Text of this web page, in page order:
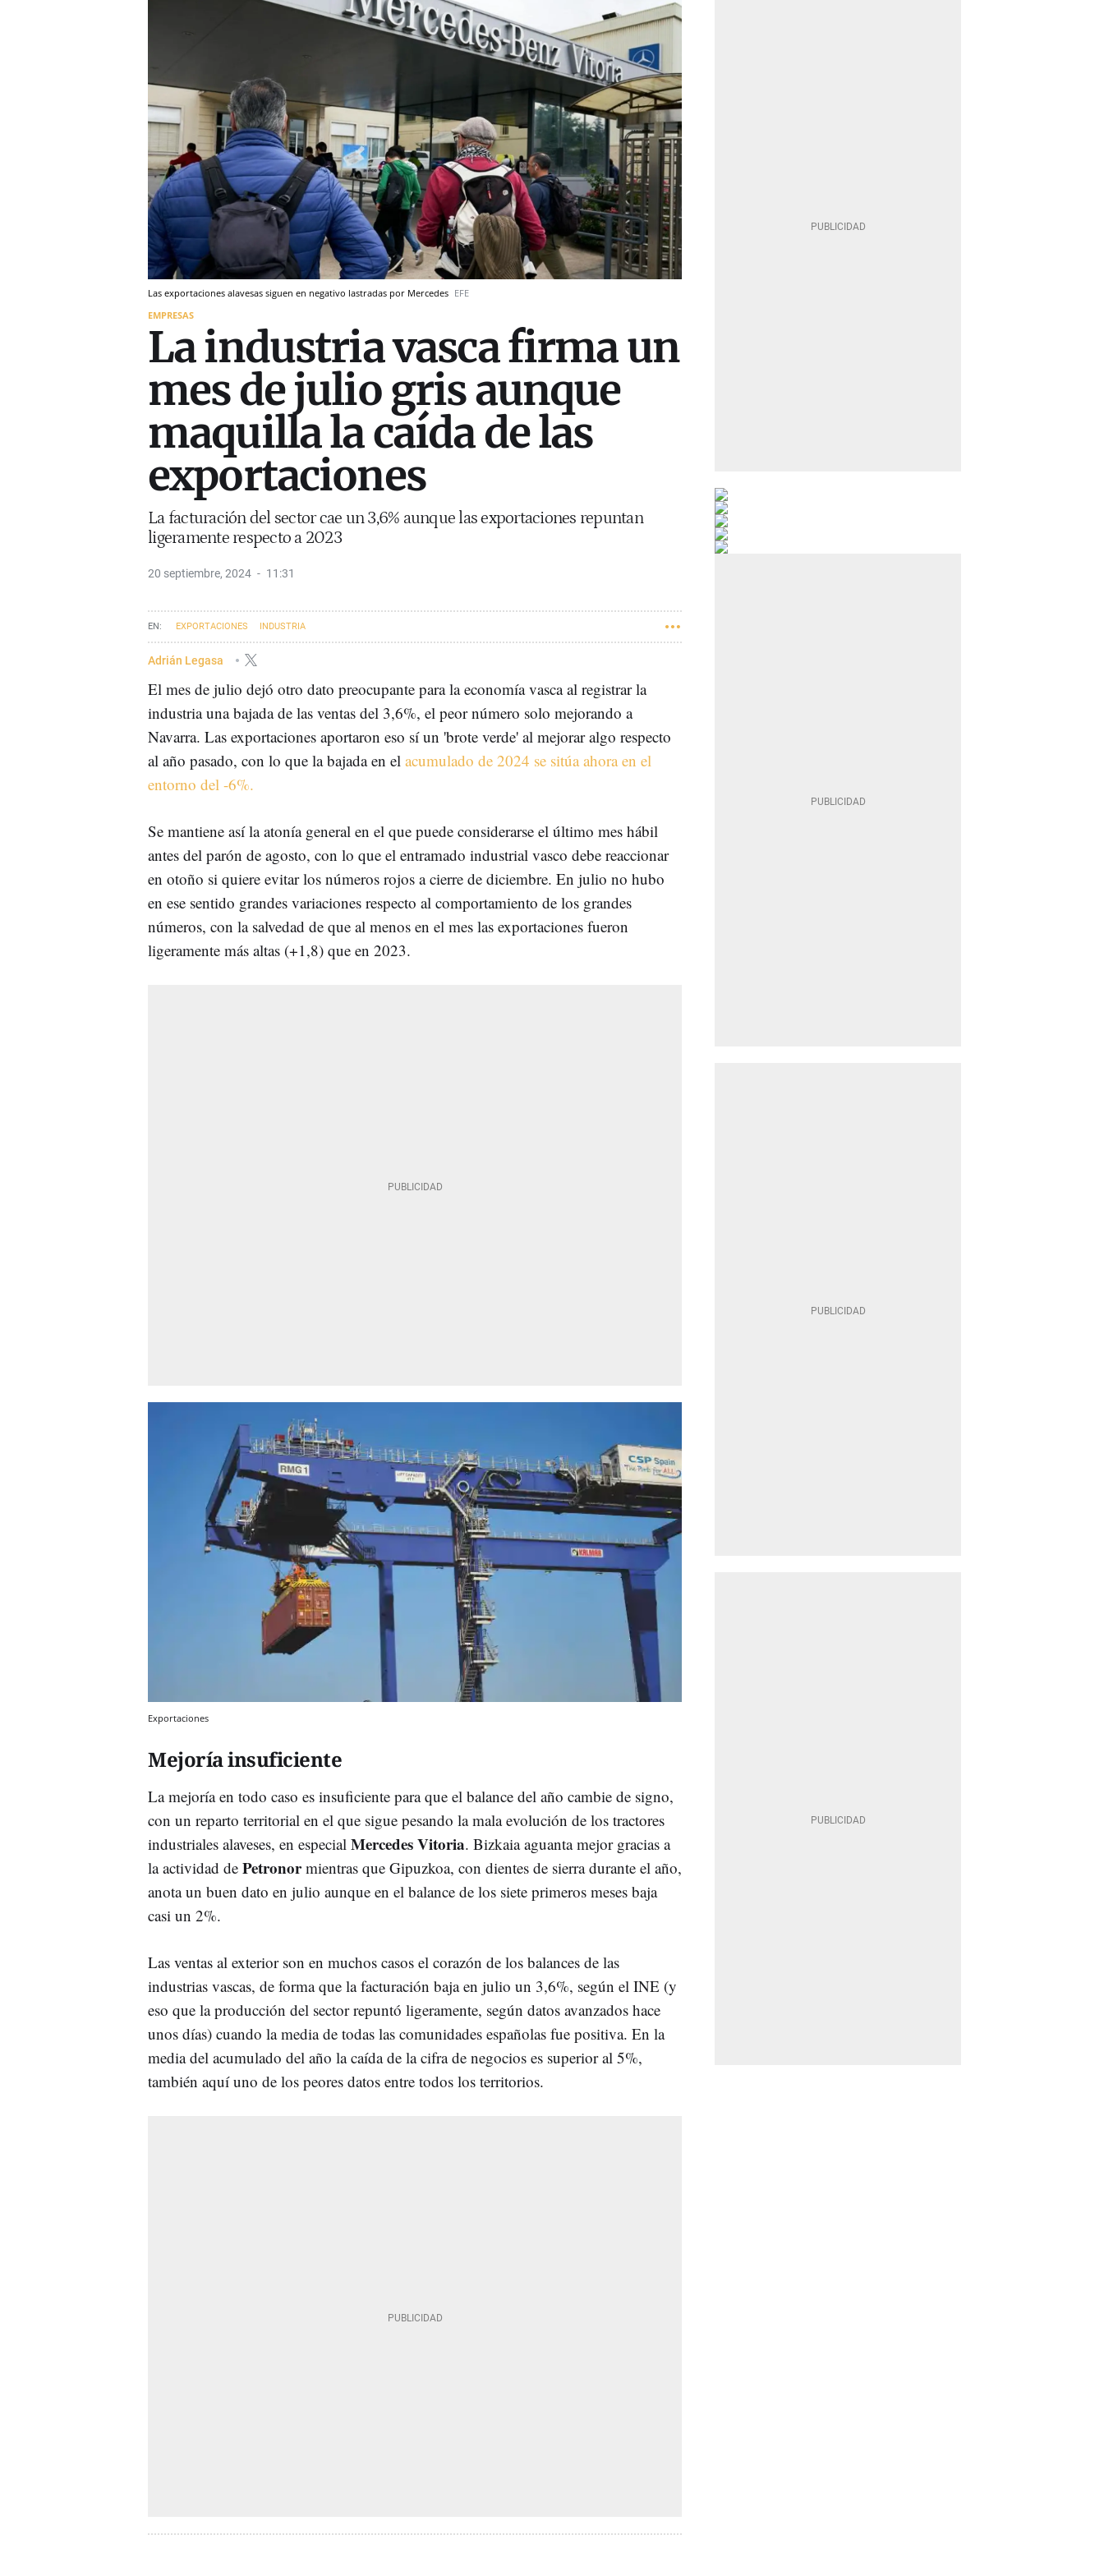
Las exportaciones alavesas siguen en negativo lastradas por Mercedes EFE
EMPRESAS
La industria vasca firma un
mes de julio gris aunque
maquilla la caída de las
exportaciones
La facturación del sector cae un 3,6% aunque las exportaciones repuntan
ligeramente respecto a 2023
20 septiembre, 2024 11:31
EXPORTACIONES INDUSTRIA
Adrián Legasa
El mes de julio dejó otro dato preocupante para la economía vasca al registrar la
industria una bajada de las ventas del 3,6%, el peor número solo mejorando a
Navarra. Las exportaciones aportaron eso sí un 'brote verde' al mejorar algo respecto
al año pasado, con lo que la bajada en el acumulado de 2024 se sitúa ahora en el
entorno del -6%.
Se mantiene así la atonía general en el que puede considerarse el último mes hábil
antes del parón de agosto, con lo que el entramado industrial vasco debe reaccionar
en otoño si quiere evitar los números rojos a cierre de diciembre. En julio no hubo
en ese sentido grandes variaciones respecto al comportamiento de los grandes
números, con la salvedad de que al menos en el mes las exportaciones fueron
ligeramente más altas (+1,8) que en 2023.
Exportaciones
Mejoría insuficiente
La mejoría en todo caso es insuficiente para que el balance del año cambie de signo,
con un reparto territorial en el que sigue pesando la mala evolución de los tractores
industriales alaveses, en especial Mercedes Vitoria. Bizkaia aguanta mejor gracias a
la actividad de Petronormientras que Gipuzkoa, con dientes de sierra durante el año,
anota un buen dato en julio aunque en el balance de los siete primeros meses baja
casi un 2%.
Las ventas al exterior son en muchos casos el corazón de los balances de las
industrias vascas, de forma que la facturación baja en julio un 3,6%, según el INE (y
eso que la producción del sector repuntó ligeramente, según datos avanzados hace
unos días) cuando la media de todas las comunidades españolas fue positiva. En la
media del acumulado del año la caída de la cifra de negocios es superior al 5%,
también aquí uno de los peores datos entre todos los territorios.